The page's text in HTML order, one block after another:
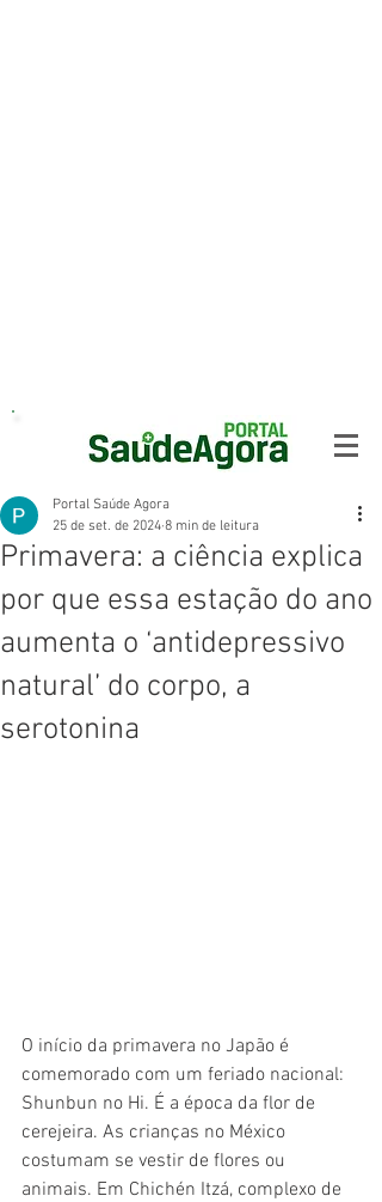
Primavera: a ciência explica
por que essa estação do ano
aumenta o ‘antidepressivo
natural’ do corpo, a
serotonina
Portal Saúde Agora
25 de set. de 2024 8 min de leitura
O início da primavera no Japão é
comemorado com um feriado nacional:
Shunbun no Hi. É a época da flor de
cerejeira. As crianças no México
costumam se vestir de flores ou
animais. Em Chichén Itzá, complexo de